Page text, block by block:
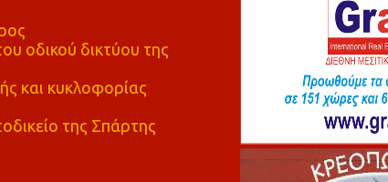
οδικού δικτύου της
και κυκλοφορίας
της Σπάρτης